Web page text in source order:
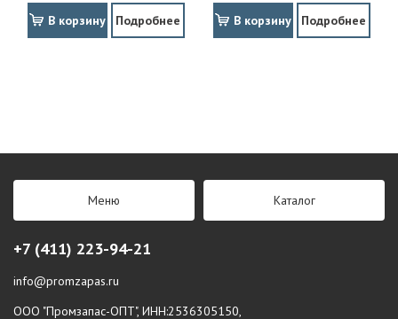
В корзину Подробнее В корзину Подробнее
Меню Каталог
+7 (411) 223-94-21
info@promzapas.ru
ООО "Промзапас-ОПТ", ИНН:2536305150,